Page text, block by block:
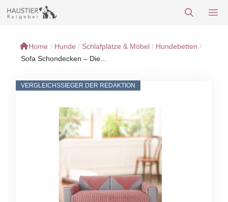
Inhalt
Home / Hunde / Schlafplätze & Möbel / Hundebetten /
Sofa Schondecken – Die...
VERGLEICHSSIEGER DER REDAKTION